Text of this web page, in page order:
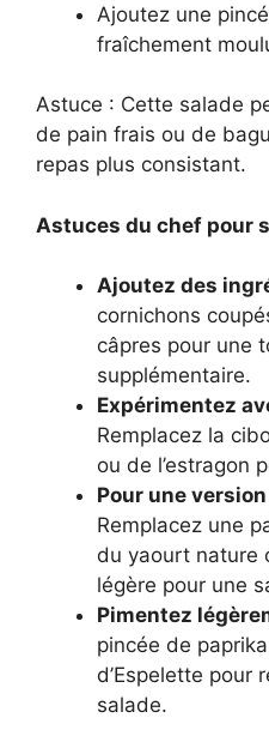
Ajoutez une
fraîchement
Astuce : Cette salade
de pain frais ou de
repas plus consistant.
Astuces du chef pour
Ajoutez des
cornichons
câpres pour une
supplémentaire.
Expérimentez
Remplacez la
ou de l’estragon
Pour une
Remplacez une
du yaourt nature
légère pour une
Pimentez
pincée de
d’Espelette pour
salade.